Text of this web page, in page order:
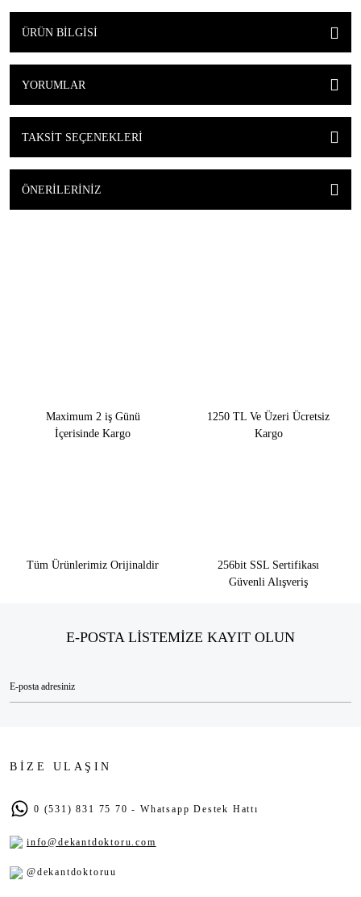
ÜRÜN BILGISI
YORUMLAR
TAKSIT SEÇENEKLERI
ÖNERILERINIZ
Maximum 2 iş Günü
İçerisinde Kargo
1250 TL Ve Üzeri Ücretsiz
Kargo
Tüm Ürünlerimiz Orijinaldir
256bit SSL Sertifikası
Güvenli Alışveriş
E-POSTA LİSTEMİZE KAYIT OLUN
BİZE ULAŞIN
0 (531) 831 75 70 - Whatsapp Destek Hattı
info@dekantdoktoru.com
@dekantdoktoruu